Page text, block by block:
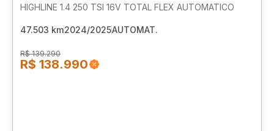
HIGHLINE 1.4 250 TSI 16V TOTAL FLEX AUTOMATICO
47.503 km2024/2025AUTOMAT.
R$ 139.290
R$ 138.990